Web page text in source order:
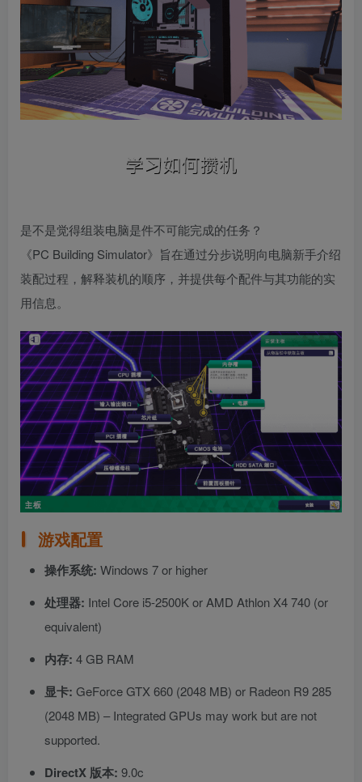
是不是觉得组装电脑是件不可能完成的任务？
《PC Building Simulator》旨在通过分步说明向电脑新手介绍
装配过程，解释装机的顺序，并提供每个配件与其功能的实
用信息。
游戏配置
操作系统: Windows 7 or higher
处理器: Intel Core i5-2500K or AMD Athlon X4 740 (or
equivalent)
内存: 4 GB RAM
显卡: GeForce GTX 660 (2048 MB) or Radeon R9 285
(2048 MB) – Integrated GPUs may work but are not
supported.
DirectX 版本: 9.0c